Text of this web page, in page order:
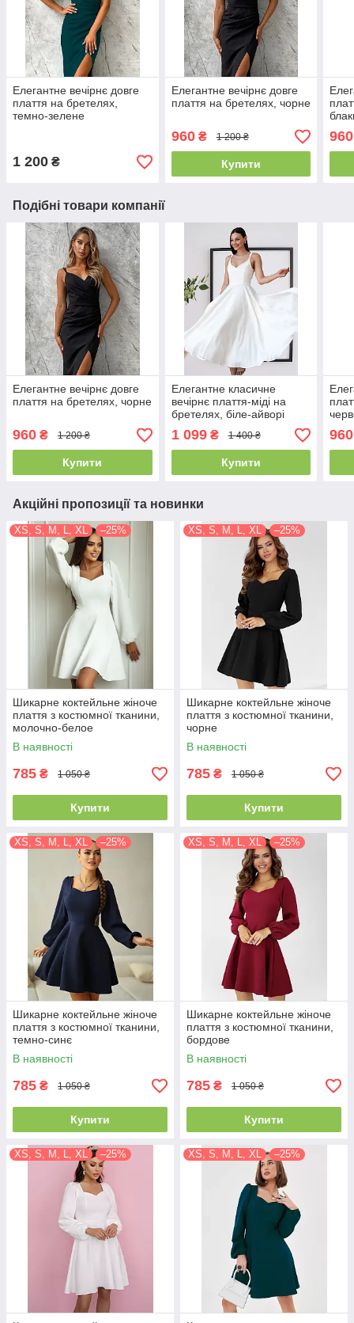
Елегантне вечірнє довге
плаття на бретелях,
темно-зелене
1 200 ₴
Елегантне вечірнє довге
плаття на бретелях, чорне
960₴ 1 200 ₴
Купити
960
Подібні товари компанії
Елегантне вечірнє довге
плаття на бретелях, чорне
960 ₴ 1 200 ₴
Купити
Елегантне класичне
вечірнє плаття-міді на
бретелях, біле-айворі
1 099₴ 1 400 ₴
Купити
960
Акційні пропозиції та новинки
XS, S, M, L, XL –25%
Шикарне коктейльне жіноче
плаття з костюмної тканини,
молочно-белое
В наявності
785 ₴ 1 050 ₴
Купити
XS, S, M, L, XL –25%
Шикарне коктейльне жіноче
плаття з костюмної тканини,
чорне
В наявності
785 ₴ 1 050 ₴
Купити
XS, S, M, L, XL –25%
Шикарне коктейльне жіноче
плаття з костюмної тканини,
темно-синє
В наявності
785 ₴ 1 050 ₴
Купити
XS, S, M, L, XL –25%
Шикарне коктейльне жіноче
плаття з костюмної тканини,
бордове
В наявності
785 ₴ 1 050 ₴
Купити
XS, S, M, L, XL –25% XS, S, M, L, XL –25%